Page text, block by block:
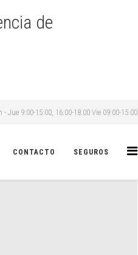
de
- Jue 9:00-15:00, 16:00-18:00 Vie 09:00-15:00
CONTACTO SEGUROS